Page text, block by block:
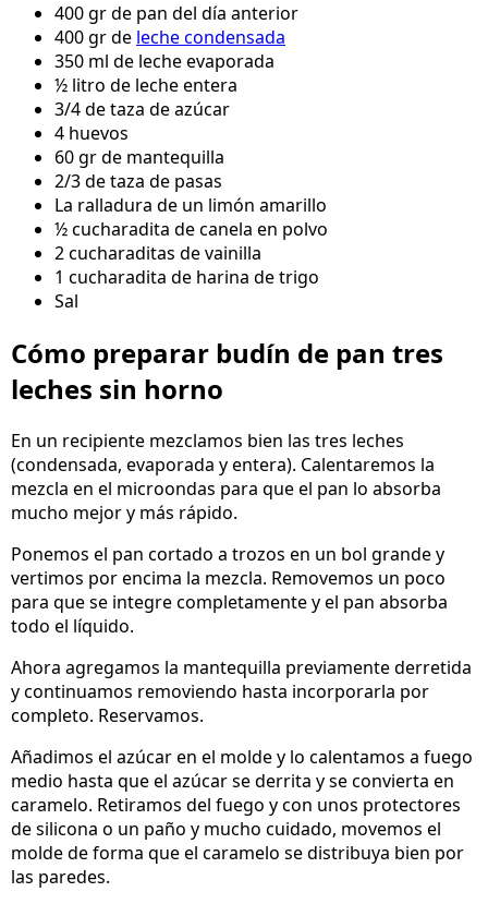
400 gr de pan del día anterior
400 gr de leche condensada
350 ml de leche evaporada
½ litro de leche entera
3/4 de taza de azúcar
4 huevos
60 gr de mantequilla
2/3 de taza de pasas
La ralladura de un limón amarillo
½ cucharadita de canela en polvo
2 cucharaditas de vainilla
1 cucharadita de harina de trigo
Sal
Cómo preparar budín de pan tres
leches sin horno
En un recipiente mezclamos bien las tres leches
(condensada, evaporada y entera). Calentaremos la
mezcla en el microondas para que el pan lo absorba
mucho mejor y más rápido.
Ponemos el pan cortado a trozos en un bol grande y
vertimos por encima la mezcla. Removemos un poco
para que se integre completamente y el pan absorba
todo el líquido.
Ahora agregamos la mantequilla previamente derretida
y continuamos removiendo hasta incorporarla por
completo. Reservamos.
Añadimos el azúcar en el molde y lo calentamos a fuego
medio hasta que el azúcar se derrita y se convierta en
caramelo. Retiramos del fuego y con unos protectores
de silicona o un paño y mucho cuidado, movemos el
molde de forma que el caramelo se distribuya bien por
las paredes.